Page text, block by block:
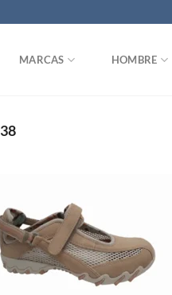
MARCAS HOMBRE
38